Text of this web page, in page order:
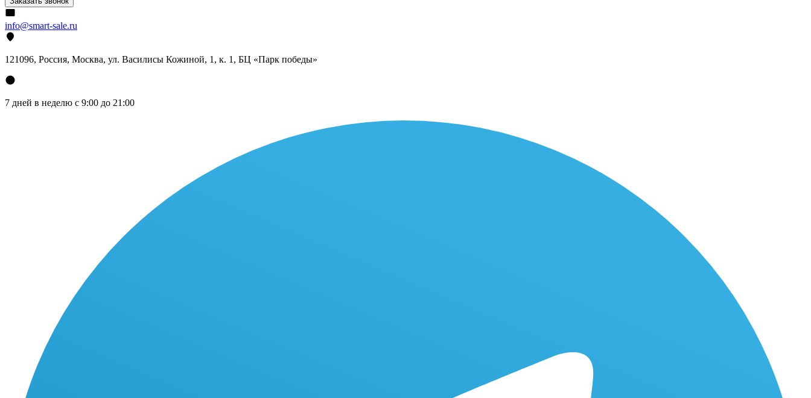
info@smart-sale.ru
121096, Россия, Москва, ул. Василисы Кожиной, 1, к. 1, БЦ «Парк победы»
7 дней в неделю с 9:00 до 21:00